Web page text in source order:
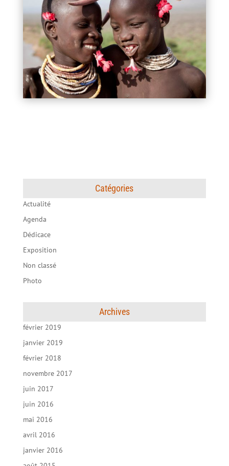
Catégories
Actualité
Agenda
Dédicace
Exposition
Non classé
Photo
Archives
février 2019
janvier 2019
février 2018
novembre 2017
juin 2017
juin 2016
mai 2016
avril 2016
janvier 2016